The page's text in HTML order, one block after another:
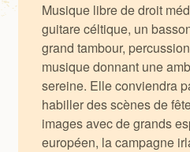
Musique libre de droit
guitare céltique, un
grand tambour,
musique donnant une
sereine. Elle conviendra
habiller des scènes de
images avec de grands
européen, la campagne